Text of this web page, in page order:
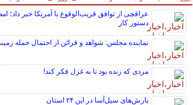
عراقچی از توافق قریب‌الوقوع با آمریکا خبر داد؛
دستور کار
نماینده مجلس: شواهد و قرائن از احتمال حمله
مردی که زنده بود تا به غزل فکر کند!
بارش‌های سیل‌آسا در این ۲۴ استان